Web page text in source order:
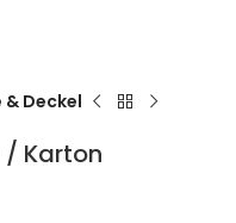
Deckel
/ Karton